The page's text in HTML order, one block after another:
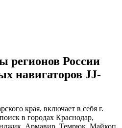
регионов России
навигаторов JJ-
края, включает в себя г.
в городах Краснодар,
Армавир, Темрюк, Майкоп,